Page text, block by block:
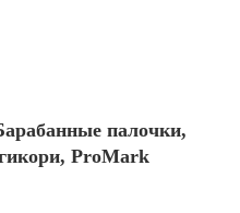
палочки,
ProMark